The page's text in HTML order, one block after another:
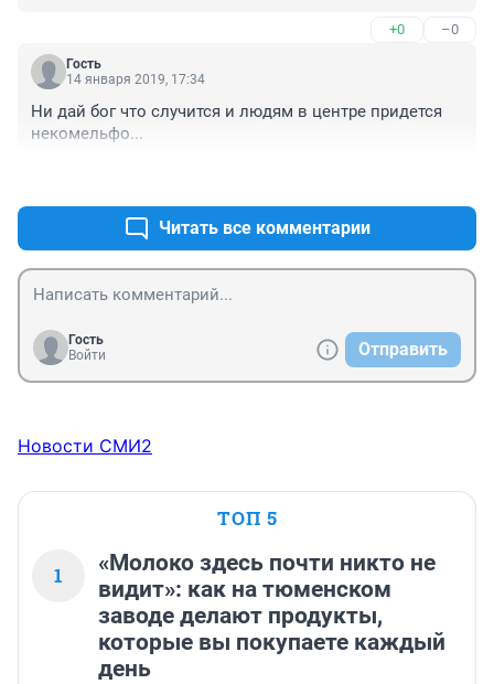
+0 –0
Гость
14 января 2019, 17:34
Ни дай бог что случится и людям в центре придется
некомельфо...
Читать все комментарии
Гость
Войти
Отправить
Новости СМИ2
ТОП 5
1
«Молоко здесь почти никто не
видит»: как на тюменском
заводе делают продукты,
которые вы покупаете каждый
день